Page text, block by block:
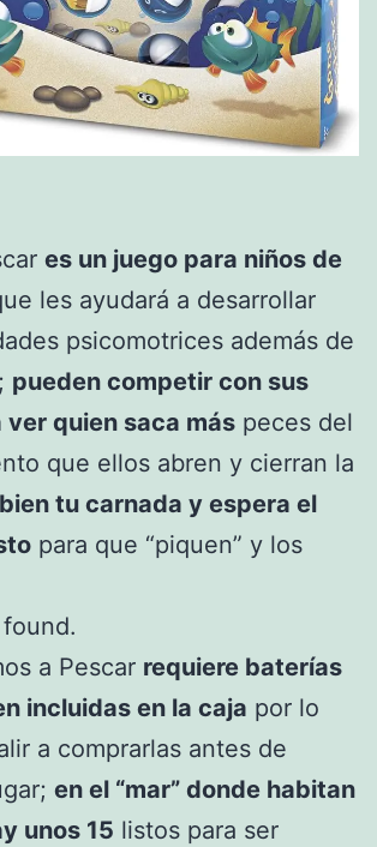
es un juego para niños de
les ayudará a desarrollar
psicomotrices además de
pueden competir con sus
ver quien saca más peces del
que ellos abren y cierran la
tu carnada y espera el
para que “piquen” y los
a Pescar requiere baterías
incluidas en la caja por lo
a comprarlas antes de
en el “mar” donde habitan
unos 15 listos para ser